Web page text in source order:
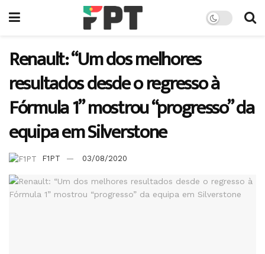
Renault: “Um dos melhores
resultados desde o regresso à
Fórmula 1” mostrou “progresso” da
equipa em Silverstone
F1PT 03/08/2020